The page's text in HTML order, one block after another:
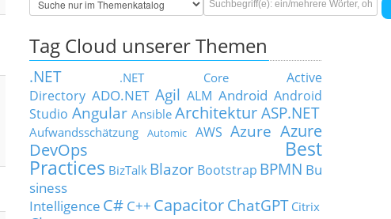
Tag Cloud unserer Themen
.NET .NET Core
Active
Directory ADO.NET Agil ALM Android Android
Studio Angular Ansible Architektur ASP.NET
Aufwandsschätzung Automic AWS Azure Azure
DevOps
Best
Practices BizTalk Blazor Bootstrap BPMN Bu
siness
Intelligence C# C++ Capacitor ChatGPT Citrix